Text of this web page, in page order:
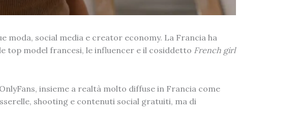
moda, social media e creator economy. La Francia ha
top model francesi, le influencer e il cosiddetto French girl
insieme a realtà molto diffuse in Francia come
shooting e contenuti social gratuiti, ma di